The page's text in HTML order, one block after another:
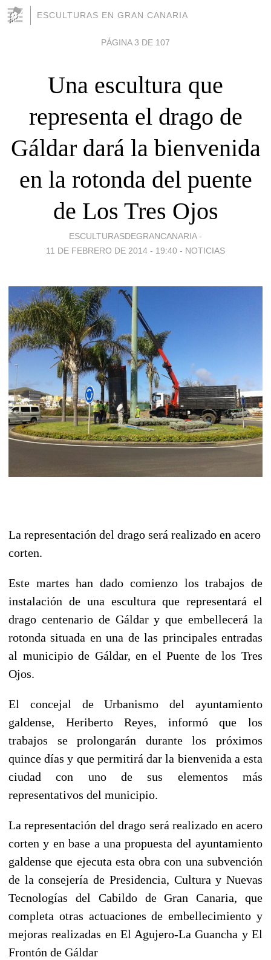
ESCULTURAS EN GRAN CANARIA
PÁGINA 3 DE 107
Una escultura que
representa el drago de
Gáldar dará la bienvenida
en la rotonda del puente
de Los Tres Ojos
ESCULTURASDEGRANCANARIA -
11 DE FEBRERO DE 2014 - 19:40 - NOTICIAS
La representación del drago será realizado en acero
corten.
Este martes han dado comienzo los trabajos de
instalación de una escultura que representará el
drago centenario de Gáldar y que embellecerá la
rotonda situada en una de las principales entradas
al municipio de Gáldar, en el Puente de los Tres
Ojos.
El concejal de Urbanismo del ayuntamiento
galdense, Heriberto Reyes, informó que los
trabajos se prolongarán durante los próximos
quince días y que permitirá dar la bienvenida a esta
ciudad con uno de sus elementos más
representativos del municipio.
La representación del drago será realizado en acero
corten y en base a una propuesta del ayuntamiento
galdense que ejecuta esta obra con una subvención
de la consejería de Presidencia, Cultura y Nuevas
Tecnologías del Cabildo de Gran Canaria, que
completa otras actuaciones de embellecimiento y
mejoras realizadas en El Agujero-La Guancha y El
Frontón de Gáldar